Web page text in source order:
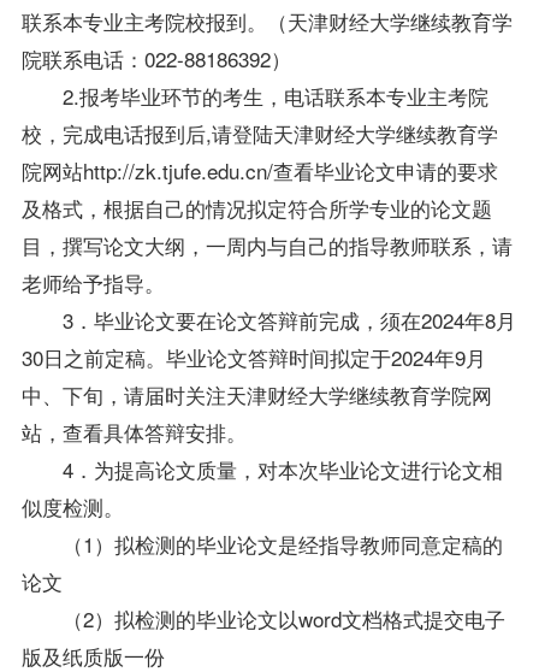
联系本专业主考院校报到。（天津财经大学继续教育学
院联系电话：022-88186392）
2.报考毕业环节的考生，电话联系本专业主考院
校，完成电话报到后,请登陆天津财经大学继续教育学
院网站http://zk.tjufe.edu.cn/查看毕业论文申请的要求
及格式，根据自己的情况拟定符合所学专业的论文题
目，撰写论文大纲，一周内与自己的指导教师联系，请
老师给予指导。
3．毕业论文要在论文答辩前完成，须在2024年8月
30日之前定稿。毕业论文答辩时间拟定于2024年9月
中、下旬，请届时关注天津财经大学继续教育学院网
站，查看具体答辩安排。
4．为提高论文质量，对本次毕业论文进行论文相
似度检测。
（1）拟检测的毕业论文是经指导教师同意定稿的
论文
（2）拟检测的毕业论文以word文档格式提交电子
版及纸质版一份